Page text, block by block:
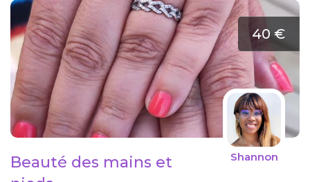
40 €
Shannon
Beauté des mains et